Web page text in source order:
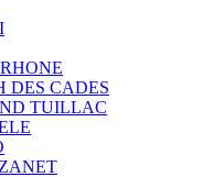
DES CADES
TUILLAC